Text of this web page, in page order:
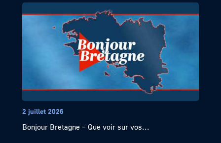
2 juillet 2026
Bonjour Bretagne – Que voir sur vos...